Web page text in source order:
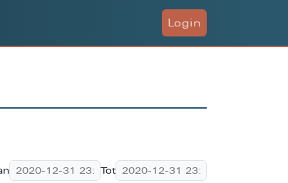
Login
Tot